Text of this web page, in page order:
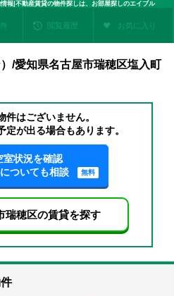
報|不動産賃貸の物件探しは、お部屋探しのエイブル
閲覧履歴 お気に入り
/愛知県名古屋市瑞穂区塩入町
件はございません。
が出る場合もあります。
室状況を確認
ついても相談
無料
瑞穂区の賃貸を探す